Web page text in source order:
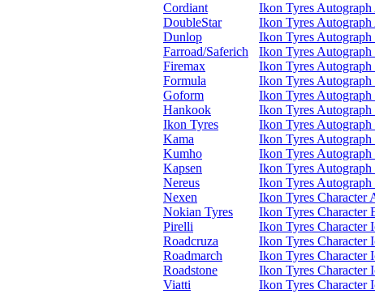
Cordiant
DoubleStar
Dunlop
Farroad/Saferich
Firemax
Formula
Goform
Hankook
Ikon Tyres
Kama
Kumho
Kapsen
Nereus
Nexen
Nokian Tyres
Pirelli
Roadcruza
Roadmarch
Roadstone
Viatti
Ikon Tyres Autograph
Ikon Tyres
Ikon Tyres Autograph
Ikon Tyres Autograph
Ikon Tyres
Ikon Tyres Autograph
Ikon Tyres
Ikon Tyres
Ikon Tyres
Ikon Tyres
Ikon Tyres
Ikon Tyres Autograph
Ikon Tyres
Ikon Tyres Character
Ikon Tyres Character
Ikon Tyres Character
Ikon Tyres Character
Ikon Tyres Character
Ikon Tyres Character
Ikon Tyres Character